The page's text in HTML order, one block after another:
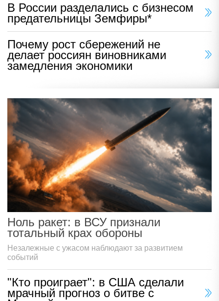
В России разделались с бизнесом
предательницы Земфиры*
Почему рост сбережений не
делает россиян виновниками
замедления экономики
Ноль ракет: в ВСУ признали
тотальный крах обороны
Незалежные с ужасом наблюдают за развитием
событий
"Кто проиграет": в США сделали
мрачный прогноз о битве с